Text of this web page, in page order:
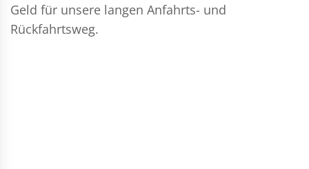
Geld für unsere langen Anfahrts- und
Rückfahrtsweg.